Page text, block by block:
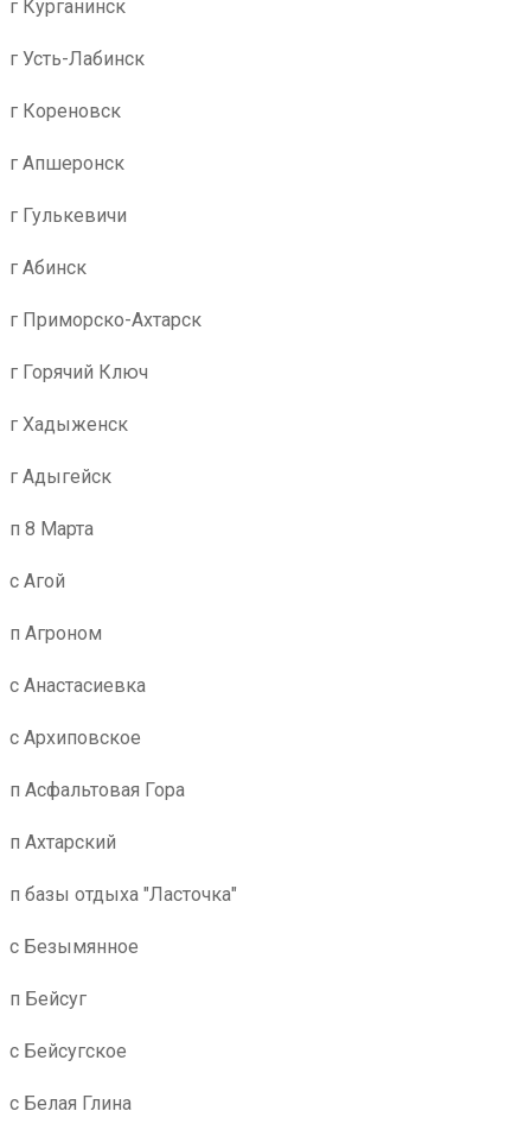
г Курганинск
г Усть-Лабинск
г Кореновск
г Апшеронск
г Гулькевичи
г Абинск
г Приморско-Ахтарск
г Горячий Ключ
г Хадыженск
г Адыгейск
п 8 Марта
с Агой
п Агроном
с Анастасиевка
с Архиповское
п Асфальтовая Гора
п Ахтарский
п базы отдыха "Ласточка"
с Безымянное
п Бейсуг
с Бейсугское
с Белая Глина